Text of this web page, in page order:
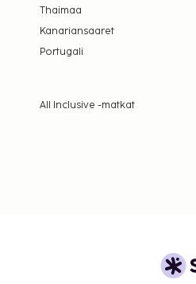
Thaimaa
Kanariansaaret
Portugali
All Inclusive -matkat